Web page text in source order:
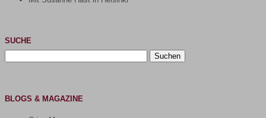
SUCHE
nach:
BLOGS & MAGAZINE